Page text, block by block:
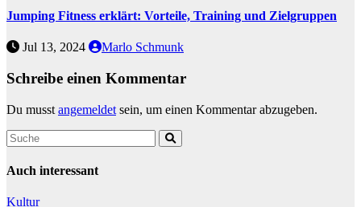
Jumping Fitness erklärt: Vorteile, Training und Zielgruppen
Jul 13, 2024 Marlo Schmunk
Schreibe einen Kommentar
Du musst angemeldet sein, um einen Kommentar abzugeben.
Auch interessant
Kultur